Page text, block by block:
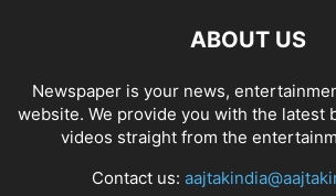
ABOUT US
Newspaper is your news,
website. We provide you with the latest
videos straight from the
Contact us: